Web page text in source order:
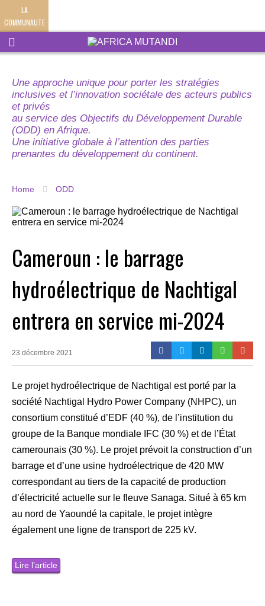
LA
COMMUNAUTE
Une approche unique pour porter les stratégies
inclusives et l’innovation sociétale des acteurs publics
et privés
au service des Objectifs du Développement Durable
(ODD) en Afrique.
Une initiative globale à l’attention des parties
prenantes du développement du continent.
Home ODD
Cameroun : le barrage
hydroélectrique de Nachtigal
entrera en service mi-2024
23 décembre 2021
Le projet hydroélectrique de Nachtigal est porté par la
société Nachtigal Hydro Power Company (NHPC), un
consortium constitué d’EDF (40 %), de l’institution du
groupe de la Banque mondiale IFC (30 %) et de l’État
camerounais (30 %). Le projet prévoit la construction d’un
barrage et d’une usine hydroélectrique de 420 MW
correspondant au tiers de la capacité de production
d’électricité actuelle sur le fleuve Sanaga. Situé à 65 km
au nord de Yaoundé la capitale, le projet intègre
également une ligne de transport de 225 kV.
Lire l’article